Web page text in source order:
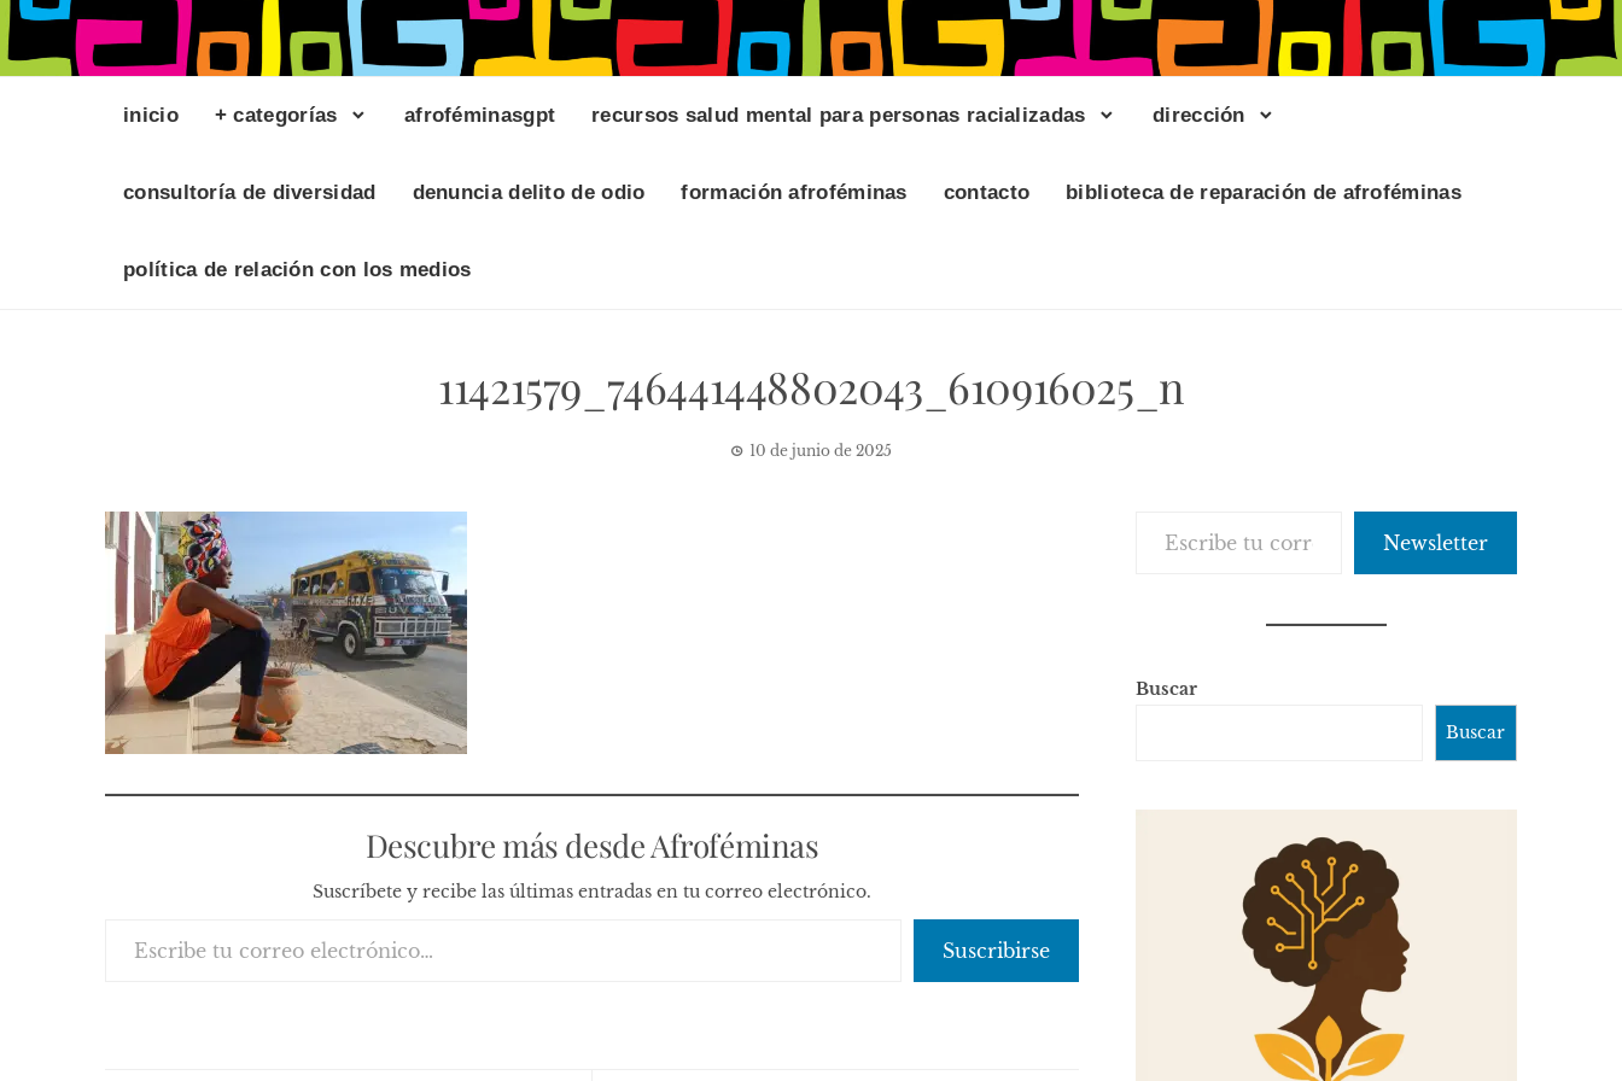
inicio + categorías afroféminasgpt recursos salud mental para personas racializadas dirección
consultoría de diversidad denuncia delito de odio formación afroféminas contacto biblioteca de reparación de afroféminas
política de relación con los medios
11421579_746441448802043_610916025_n
10 de junio de 2025
Descubre más desde Afroféminas
Suscríbete y recibe las últimas entradas en tu correo electrónico.
Suscribirse
Newsletter
Buscar
Buscar